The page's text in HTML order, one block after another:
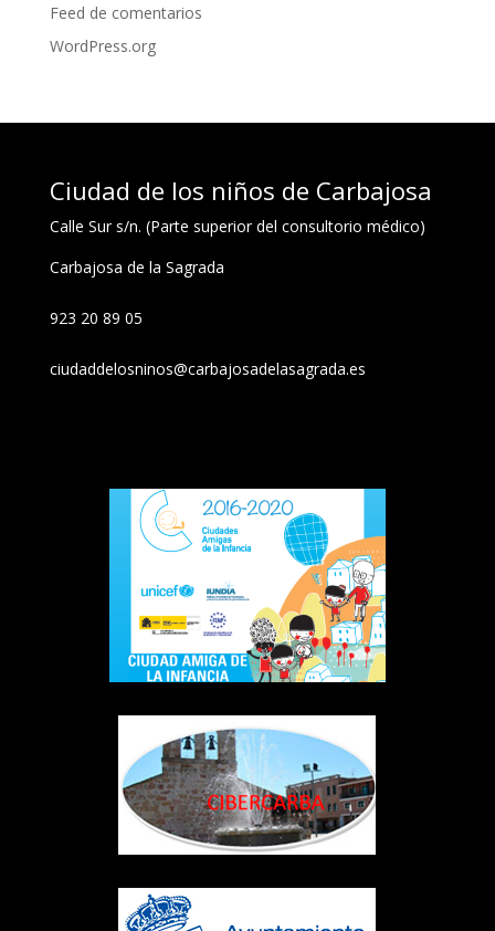
Feed de comentarios
WordPress.org
Ciudad de los niños de Carbajosa
Calle Sur s/n. (Parte superior del consultorio médico)
Carbajosa de la Sagrada
923 20 89 05
ciudaddelosninos@carbajosadelasagrada.es